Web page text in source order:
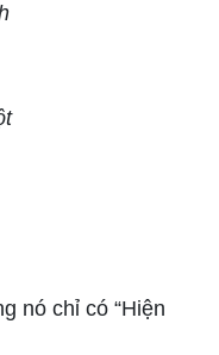
nó chỉ có “Hiện